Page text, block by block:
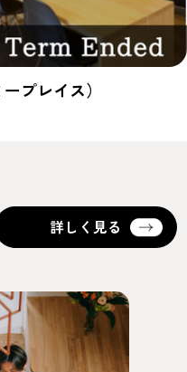
プレイス）
詳しく見る